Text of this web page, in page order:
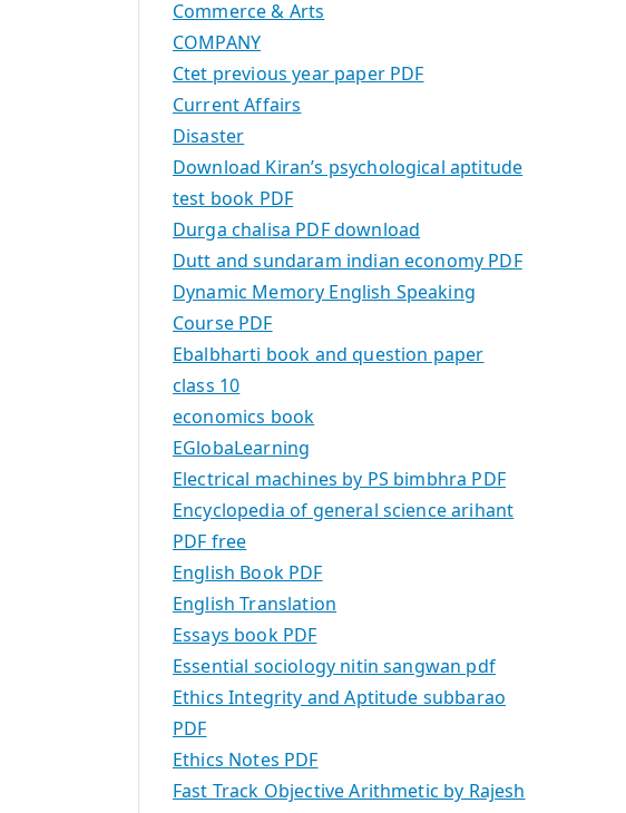
Commerce & Arts
COMPANY
Ctet previous year paper PDF
Current Affairs
Disaster
Download Kiran’s psychological aptitude
test book PDF
Durga chalisa PDF download
Dutt and sundaram indian economy PDF
Dynamic Memory English Speaking
Course PDF
Ebalbharti book and question paper
class 10
economics book
EGlobaLearning
Electrical machines by PS bimbhra PDF
Encyclopedia of general science arihant
PDF free
English Book PDF
English Translation
Essays book PDF
Essential sociology nitin sangwan pdf
Ethics Integrity and Aptitude subbarao
PDF
Ethics Notes PDF
Fast Track Objective Arithmetic by Rajesh